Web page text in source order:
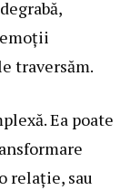
traversăm.
Ea poate
relație, sau